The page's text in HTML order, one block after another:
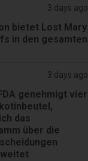
3 days ago
bietet Lost Mary
in den gesamten
3 days ago
genehmigt vier
das
über die